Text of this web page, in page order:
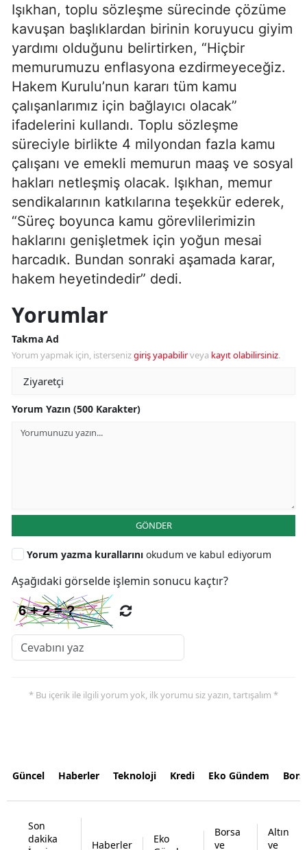
Işıkhan, toplu sözleşme sürecinde çözüme
kavuşan başlıklardan birinin koruyucu giyim
yardımı olduğunu belirtirken, “Hiçbir
memurumuzu enflasyona ezdirmeyeceğiz.
Hakem Kurulu’nun kararı tüm kamu
çalışanlarımız için bağlayıcı olacak”
ifadelerini kullandı. Toplu sözleşme
süreciyle birlikte 4 milyondan fazla kamu
çalışanı ve emekli memurun maaş ve sosyal
hakları netleşmiş olacak. Işıkhan, memur
sendikalarının katkılarına teşekkür ederek,
“Süreç boyunca kamu görevlilerimizin
haklarını genişletmek için yoğun mesai
harcadık. Bundan sonraki aşamada karar,
hakem heyetindedir” dedi.
Yorumlar
Takma Ad
Yorum yapmak için, istersenizgiriş yapabilirveya kayıt olabilirsiniz.
Yorum Yazın (500 Karakter)
GÖNDER
Yorum yazma kurallarını okudum ve kabul ediyorum
Aşağıdaki görselde işlemin sonucu kaçtır?
* Bu içerik ile ilgili yorum yok, ilk yorumu siz yazın, tartışalım *
Güncel Haberler Teknoloji Kredi Eko Gündem
Son
dakika
Haberler
Eko
Borsa
ve
Altın
ve